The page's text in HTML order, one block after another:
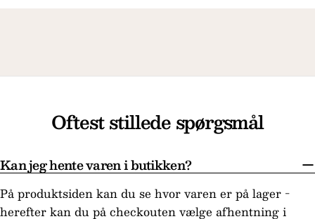
Oftest stillede spørgsmål
Kan jeg hente varen i butikken?
På produktsiden kan du se hvor varen er på lager -
herefter kan du på checkouten vælge afhentning i